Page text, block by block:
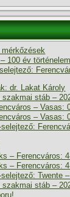
– 100 év történelem
dr. Lakat Károly
stáb –
– Vasas:
– Vasas:
– Ferencváros:
– Ferencváros:
Twente
stáb –